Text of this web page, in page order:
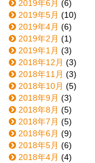
2019年6月 (6)
2019年5月 (10)
2019年4月 (6)
2019年2月 (1)
2019年1月 (3)
2018年12月 (3)
2018年11月 (3)
2018年10月 (5)
2018年9月 (3)
2018年8月 (5)
2018年7月 (5)
2018年6月 (9)
2018年5月 (6)
2018年4月 (4)